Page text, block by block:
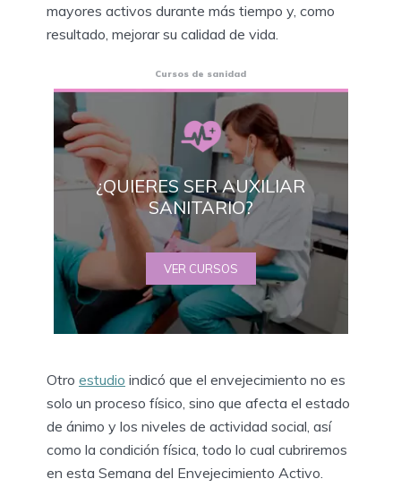
mayores activos durante más tiempo y, como
resultado, mejorar su calidad de vida.
Cursos de sanidad
¿QUIERES SER AUXILIAR
SANITARIO?
VER CURSOS
Otro estudio indicó que el envejecimiento no es
solo un proceso físico, sino que afecta el estado
de ánimo y los niveles de actividad social, así
como la condición física, todo lo cual cubriremos
en esta Semana del Envejecimiento Activo.